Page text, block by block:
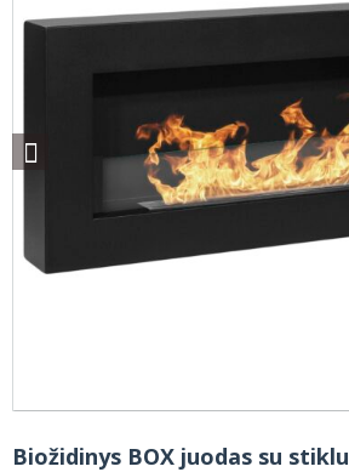
Biožidinys BOX juodas su stiklu